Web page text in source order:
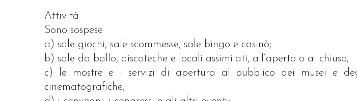
Attività
Sono sospese
a) sale giochi, sale scommesse, sale bingo e casinò;
b) sale da ballo, discoteche e locali assimilati, all’aperto o al chiuso;
c) le mostre e i servizi di apertura al pubblico dei musei e
cinematografiche;